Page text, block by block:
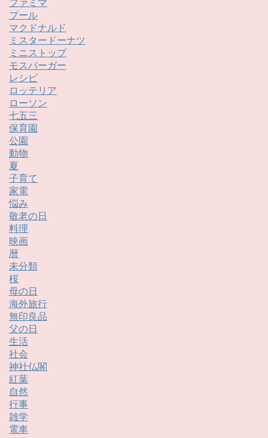
ファミマ
プール
マクドナルド
ミスタードーナツ
ミニストップ
モスバーガー
レシピ
ロッテリア
ローソン
七五三
保育園
公園
動物
夏
子育て
家電
悩み
敬老の日
料理
映画
暦
未分類
桜
母の日
海外旅行
無印良品
父の日
生活
社会
神社仏閣
紅葉
自然
行事
雑学
電車